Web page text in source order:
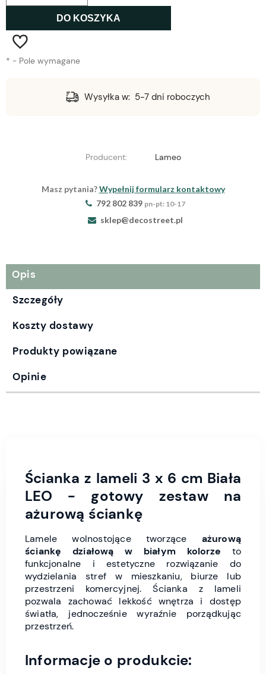
DO KOSZYKA
* - Pole wymagane
Wysyłka w: 5-7 dni roboczych
Producent: Lameo
Masz pytania?Wypełnij formularz kontaktowy
792 802 839 pn-pt: 10-17
sklep@decostreet.pl
Opis
Szczegóły
Koszty dostawy
Produkty powiązane
Opinie
Ścianka z lameli 3 x 6 cm Biała
LEO - gotowy zestaw na
ażurową ściankę
Lamele wolnostojące tworzące ażurową
ściankę działową w białym kolorze to
funkcjonalne i estetyczne rozwiązanie do
wydzielania stref w mieszkaniu, biurze lub
przestrzeni komercyjnej. Ścianka z lameli
pozwala zachować lekkość wnętrza i dostęp
światła, jednocześnie wyraźnie porządkując
przestrzeń.
Informacje o produkcie: